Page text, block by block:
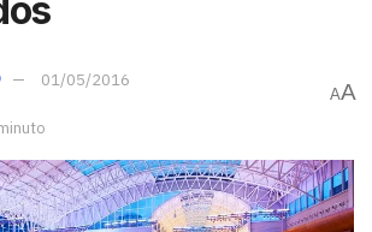
01/05/2016
AA